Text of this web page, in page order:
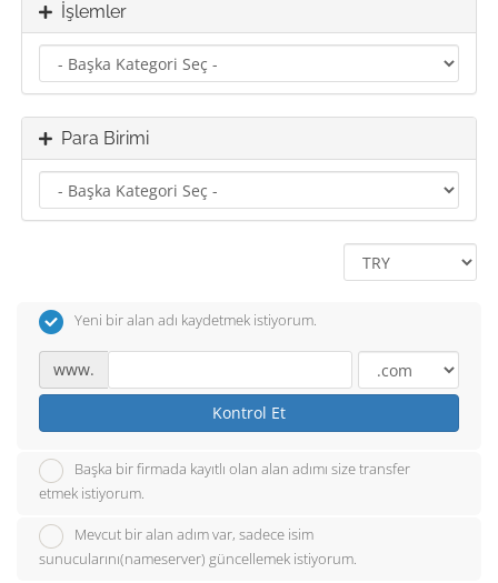
İşlemler
Para Birimi
Yeni bir alan adı kaydetmek istiyorum.
www.
Kontrol Et
Başka bir firmada kayıtlı olan alan adımı size transfer
etmek istiyorum.
Mevcut bir alan adım var, sadece isim
sunucularını(nameserver) güncellemek istiyorum.